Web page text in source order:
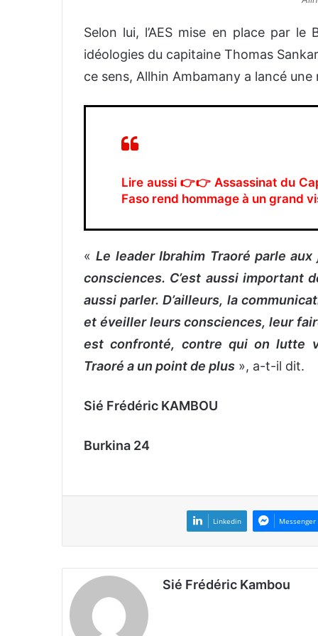
Selon lui, l’AES mise en place par
idéologies du capitaine Thomas
ce sens, Allhin Ambamany a lancé
Lire aussi 👉👉Assassinat du
Faso rend hommage à un grand
«Le leader Ibrahim Traoré parle
consciences. C’est aussi important
aussi parler. D’ailleurs, la
et éveiller leurs consciences, leur
est confronté, contre qui on lutte
Traoré a un point de plus », a-t-il dit.
Sié Frédéric KAMBOU
Burkina 24
Linkedin Messenger
Sié Frédéric Kambou